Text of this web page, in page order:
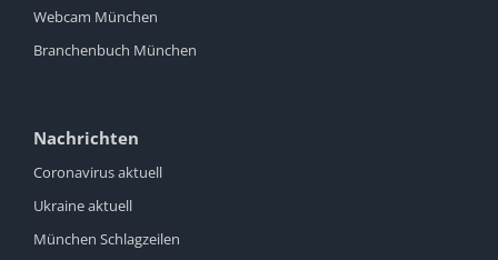
Webcam München
Branchenbuch München
Nachrichten
Coronavirus aktuell
Ukraine aktuell
München Schlagzeilen